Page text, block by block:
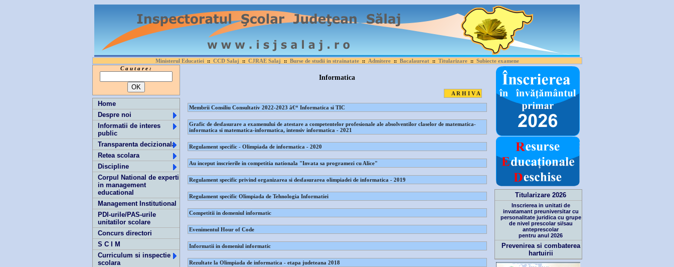
Ministerul Educatiei:: CCD Salaj :: CJRAE Salaj :: Burse de studii in strainatate:: Admitere:: Bacalaureat:: Titularizare:: Subiecte examene
C a u t a r e :
Home
Despre noi
Informatii de interes
public
Transparenta decizionala
Retea scolara
Discipline
Corpul National de experti
in management
educational
Management Institutional
PDI-urile/PAS-urile
unitatilor scolare
Concurs directori
S C I M
Curriculum si inspectie
scolara
Informatica
A R H I V A
Membrii Consiliu Consultativ 2022-2023 â€“ Informatica si TIC
Grafic de desfasurare a examenului de atestare a competentelor profesionale ale absolventilor claselor de matematica-
informatica si matematica-informatica, intensiv informatica - 2021
Regulament specific - Olimpiada de informatica - 2020
Au inceput inscrierile in competitia nationala "Invata sa programezi cu Alice"
Regulament specific privind organizarea si desfasurarea olimpiadei de informatica - 2019
Regulament specific Olimpiada de Tehnologia Informatiei
Competitii in domeniul informatic
Evenimentul Hour of Code
Informatii in domeniul informatic
Rezultate la Olimpiada de informatica - etapa judeteana 2018
Titularizare 2026
Inscrierea in unitati de
invatamant preuniversitar cu
personalitate juridica cu grupe
de nivel prescolar si/sau
anteprescolar
pentru anul 2026
Prevenirea si combaterea
hartuirii